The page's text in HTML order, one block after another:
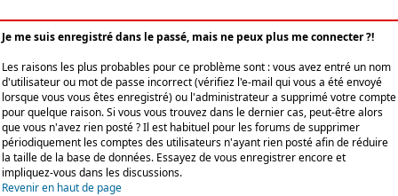
Je me suis enregistré dans le passé, mais ne peux plus me connecter ?!
Les raisons les plus probables pour ce problème sont : vous avez entré un nom
d'utilisateur ou mot de passe incorrect (vérifiez l'e-mail qui vous a été envoyé
lorsque vous vous êtes enregistré) ou l'administrateur a supprimé votre compte
pour quelque raison. Si vous vous trouvez dans le dernier cas, peut-être alors
que vous n'avez rien posté ? Il est habituel pour les forums de supprimer
périodiquement les comptes des utilisateurs n'ayant rien posté afin de réduire
la taille de la base de données. Essayez de vous enregistrer encore et
impliquez-vous dans les discussions.
Revenir en haut de page